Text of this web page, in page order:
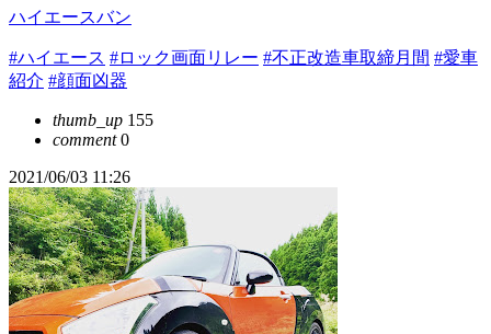
ハイエースバン
#ハイエース #ロック画面リレー #不正改造車取締月間 #愛車
紹介 #顔面凶器
thumb_up 155
comment0
2021/06/03 11:26